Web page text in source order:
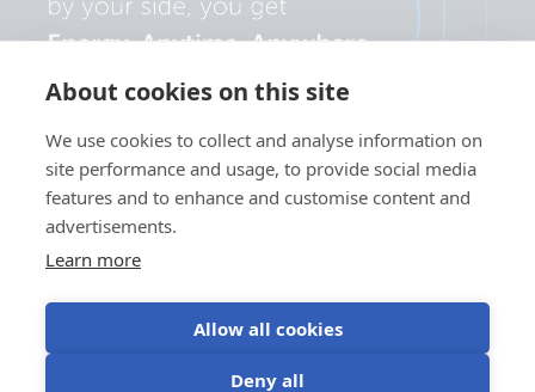
About cookies on this site
We use cookies to collect and analyse information on
site performance and usage, to provide social media
features and to enhance and customise content and
advertisements.
Learn more
Allow all cookies
Deny all
Datenschutzerklärung
Einstellungen
Cookies